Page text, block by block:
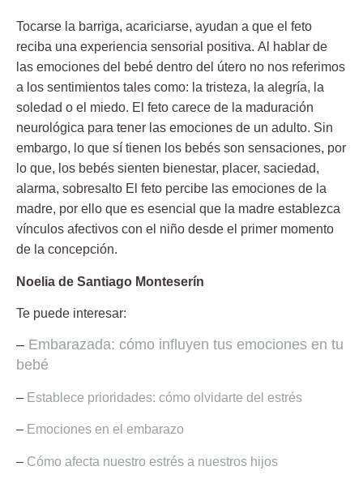
Tocarse la barriga, acariciarse, ayudan a que el feto
reciba una experiencia sensorial positiva. Al hablar de
las emociones del bebé dentro del útero no nos referimos
a los sentimientos tales como: la tristeza, la alegría, la
soledad o el miedo. El feto carece de la maduración
neurológica para tener las emociones de un adulto. Sin
embargo, lo que sí tienen los bebés son sensaciones, por
lo que, los bebés sienten bienestar, placer, saciedad,
alarma, sobresalto El feto percibe las emociones de la
madre, por ello que es esencial que la madre establezca
vínculos afectivos con el niño desde el primer momento
de la concepción.
Noelia de Santiago Monteserín
Te puede interesar:
– Embarazada: cómo influyen tus emociones en tu
bebé
– Establece prioridades: cómo olvidarte del estrés
– Emociones en el embarazo
– Cómo afecta nuestro estrés a nuestros hijos